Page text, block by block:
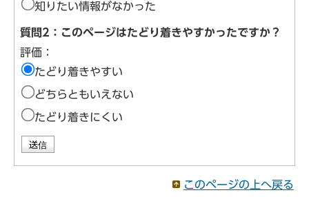
知りたい情報がなかった
質問2：このページはたどり着きやすかったですか？
評価：
たどり着きやすい
どちらともいえない
たどり着きにくい
このページの上へ戻る